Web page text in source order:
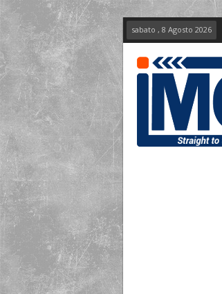
sabato , 8 Agosto 2026